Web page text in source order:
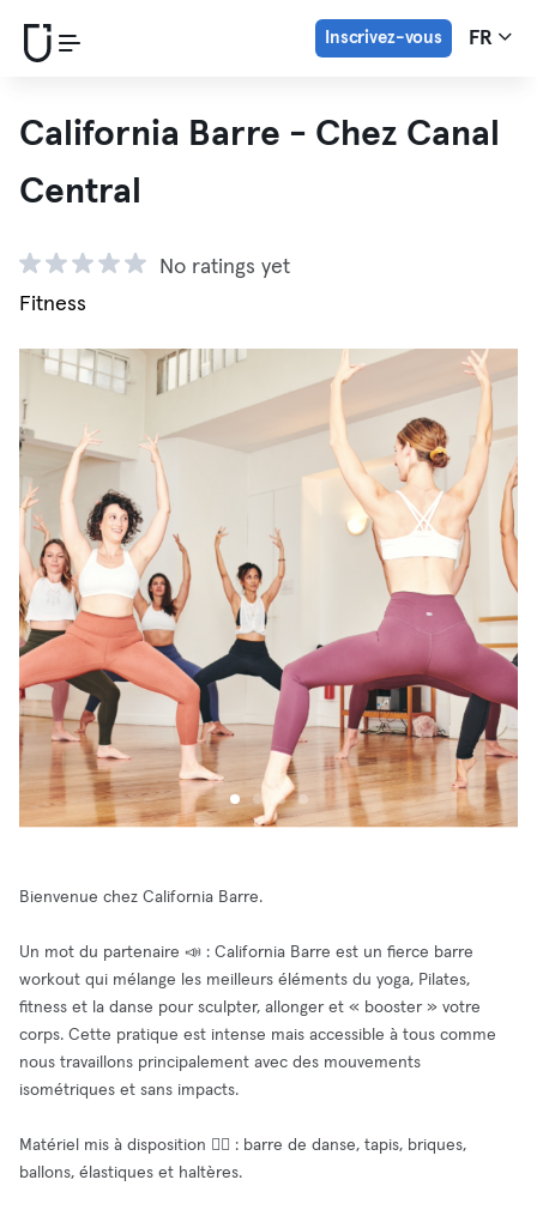
Inscrivez-vous FR
California Barre - Chez Canal
Central
No ratings yet
Fitness
Bienvenue chez California Barre.
Un mot du partenaire 📣 : California Barre est un fierce barre
workout qui mélange les meilleurs éléments du yoga, Pilates,
fitness et la danse pour sculpter, allonger et « booster » votre
corps. Cette pratique est intense mais accessible à tous comme
nous travaillons principalement avec des mouvements
isométriques et sans impacts.
Matériel mis à disposition 🧘‍♂️ : barre de danse, tapis, briques,
ballons, élastiques et haltères.